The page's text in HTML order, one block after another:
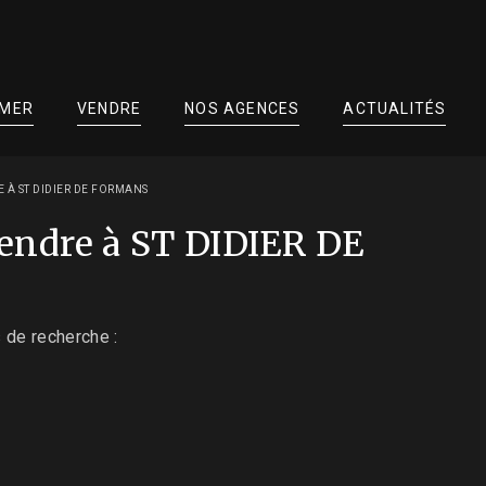
VENDRE NOS AGENCES ACTUALITÉS
À ST DIDIER DE FORMANS
à ST DIDIER DE
recherche :